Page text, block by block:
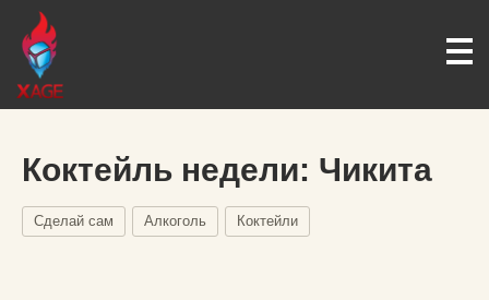
Коктейль недели: Чикита
Сделай сам Алкоголь Коктейли